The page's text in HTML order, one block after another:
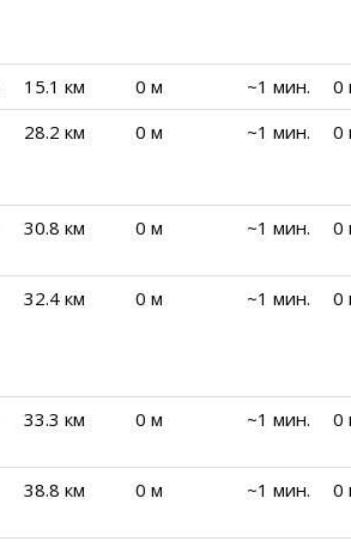
15.1 км 0 м ~1 мин.
0
28.2 км 0 м ~1 мин. 0
30.8 км 0 м ~1 мин. 0
32.4 км 0 м ~1 мин. 0
33.3 км 0 м ~1 мин. 0
38.8 км 0 м ~1 мин. 0